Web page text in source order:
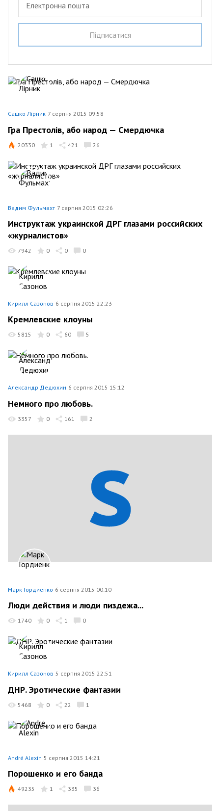
Електронна пошта
Пiдписатися
Сашко Лірник 7 серпня 2015 09:58
Гра Престолів, або народ — Смердючка
20330 1 421 26
Вадим Фульмахт 7 серпня 2015 02:26
Инструктаж украинской ДРГ глазами российских
«журналистов»
7942 0 0 0
Кирилл Сазонов 6 серпня 2015 22:23
Кремлевские клоуны
5815 0 60 5
Александр Дедюхин 6 серпня 2015 15:12
Немного про любовь.
3357 0 161 2
Марк Гордиенко 6 серпня 2015 00:10
Люди действия и люди пиздежа...
1740 0 1 0
Кирилл Сазонов 5 серпня 2015 22:51
ДНР. Эротические фантазии
5468 0 22 1
André Alexin 5 серпня 2015 14:21
Порошенко и его банда
49235 1 335 36